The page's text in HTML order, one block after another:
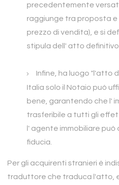
precedentemente
raggiunge tra proposta e
prezzo di vendita), e si
stipula dell' atto definitivo.
Infine, ha luogo "l'atto
Italia solo il Notaio può
bene, garantendo che l'
trasferibile a tutti gli
l' agente immobiliare può
fiducia.
Per gli acquirenti stranieri è
traduttore che traduca l'atto,